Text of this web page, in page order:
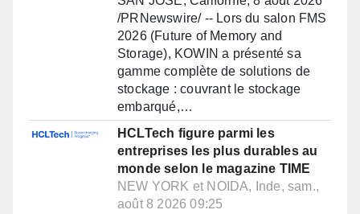
/PRNewswire/ -- Lors du salon FMS
2026 (Future of Memory and
Storage), KOWIN a présenté sa
gamme complète de solutions de
stockage : couvrant le stockage
embarqué,…
HCLTech figure parmi les
entreprises les plus durables au
monde selon le magazine TIME
NEW YORK et NOIDA, Inde, sam.,
août 8 2026 09:25